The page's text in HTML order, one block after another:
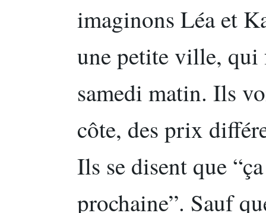
imaginons Léa et
une petite ville, qui
samedi matin. Ils
côte, des prix
Ils se disent que
prochaine”. Sauf